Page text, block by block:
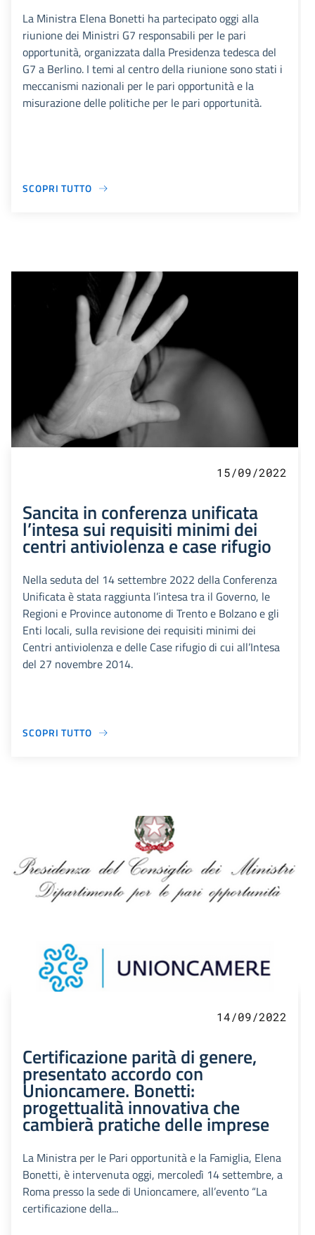
La Ministra Elena Bonetti ha partecipato oggi alla
riunione dei Ministri G7 responsabili per le pari
opportunità, organizzata dalla Presidenza tedesca del
G7 a Berlino. I temi al centro della riunione sono stati i
meccanismi nazionali per le pari opportunità e la
misurazione delle politiche per le pari opportunità.
SCOPRI TUTTO
15/09/2022
Sancita in conferenza unificata
l’intesa sui requisiti minimi dei
centri antiviolenza e case rifugio
Nella seduta del 14 settembre 2022 della Conferenza
Unificata è stata raggiunta l’intesa tra il Governo, le
Regioni e Province autonome di Trento e Bolzano e gli
Enti locali, sulla revisione dei requisiti minimi dei
Centri antiviolenza e delle Case rifugio di cui all’Intesa
del 27 novembre 2014.
SCOPRI TUTTO
14/09/2022
Certificazione parità di genere,
presentato accordo con
Unioncamere. Bonetti:
progettualità innovativa che
cambierà pratiche delle imprese
La Ministra per le Pari opportunità e la Famiglia, Elena
Bonetti, è intervenuta oggi, mercoledì 14 settembre, a
Roma presso la sede di Unioncamere, all’evento “La
certificazione della...